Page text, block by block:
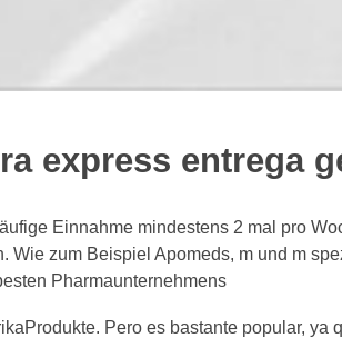
express entrega
Einnahme mindestens 2 mal pro
Wie zum Beispiel Apomeds, m und m
Pharmaunternehmens
Pero es bastante popular, ya